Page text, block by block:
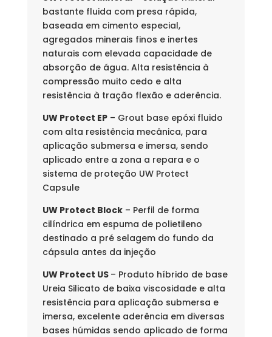
bastante fluida com presa rápida,
baseada em cimento especial,
agregados minerais finos e inertes
naturais com elevada capacidade de
absorção de água. Alta resistência à
compressão muito cedo e alta
resistência à tração flexão e aderência.
UW Protect EP– Grout base epóxi fluido
com alta resistência mecânica, para
aplicação submersa e imersa, sendo
aplicado entre a zona a repara e o
sistema de proteção UW Protect
Capsule
UW Protect Block– Perfil de forma
cilíndrica em espuma de polietileno
destinado a pré selagem do fundo da
cápsula antes da injeção
UW Protect US – Produto híbrido de base
Ureia Silicato de baixa viscosidade e alta
resistência para aplicação submersa e
imersa, excelente aderência em diversas
bases húmidas sendo aplicado de forma